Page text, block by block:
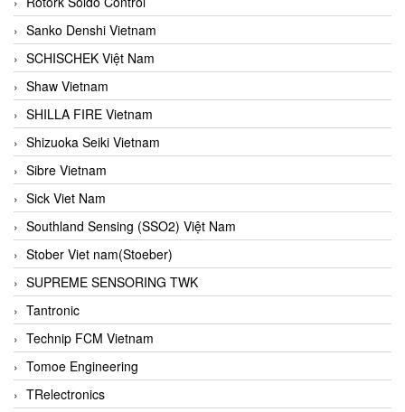
Sanko Denshi Vietnam
SCHISCHEK Việt Nam
Shaw Vietnam
SHILLA FIRE Vietnam
Shizuoka Seiki Vietnam
Sibre Vietnam
Sick Viet Nam
Southland Sensing (SSO2) Việt Nam
Stober Viet nam(Stoeber)
SUPREME SENSORING TWK
Tantronic
Technip FCM Vietnam
Tomoe Engineering
TRelectronics